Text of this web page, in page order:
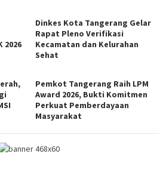
2026
Dinkes Kota Tangerang Gelar
Rapat Pleno Verifikasi
Kecamatan dan Kelurahan
Sehat
Pemkot Tangerang Raih LPM
Award 2026, Bukti Komitmen
Perkuat Pemberdayaan
Masyarakat